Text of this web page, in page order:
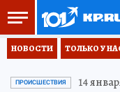
НОВОСТИ ТОЛЬКО У
ПРОИСШЕСТВИЯ 14